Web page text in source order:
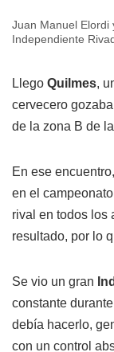
Juan Manuel Elordi
Independiente
Llego Quilmes,
cervecero
de la zona B de
En ese
en el
rival en todos los
resultado, por lo
Se vio un gran
constante
debía hacerlo,
con un control